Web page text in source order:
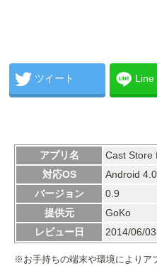
ツイート Line
アプリ名
Cast Store
対応OS
Android
バージョン
0.9
提供元
GoKo
レビュー日
2014/06/03
※お手持ちの端末や環境によりア